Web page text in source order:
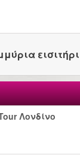
Λονδίνο